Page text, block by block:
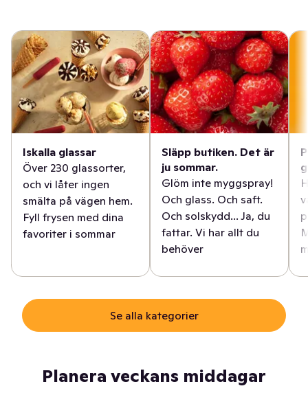
Iskalla glassar
Över 230 glassorter,
och vi låter ingen
smälta på vägen hem.
Fyll frysen med dina
favoriter i sommar
Släpp butiken. Det är
ju sommar.
Glöm inte myggspray!
Och glass. Och saft.
Och solskydd... Ja, du
fattar. Vi har allt du
behöver
Se alla kategorier
Planera veckans middagar